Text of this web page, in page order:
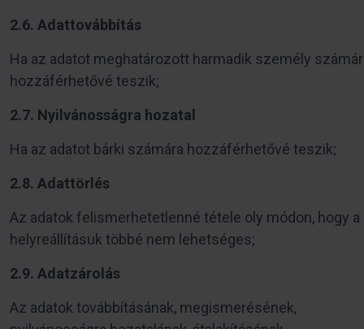
2.6. Adattovábbítás
Ha az adatot meghatározott harmadik személy
hozzáférhetővé teszik;
2.7. Nyilvánosságra hozatal
Ha az adatot bárki számára hozzáférhetővé teszik;
2.8. Adattörlés
Az adatok felismerhetetlenné tétele oly módon, hogy a
helyreállításuk többé nem lehetséges;
2.9. Adatzárolás
Az adatok továbbításának, megismerésének,